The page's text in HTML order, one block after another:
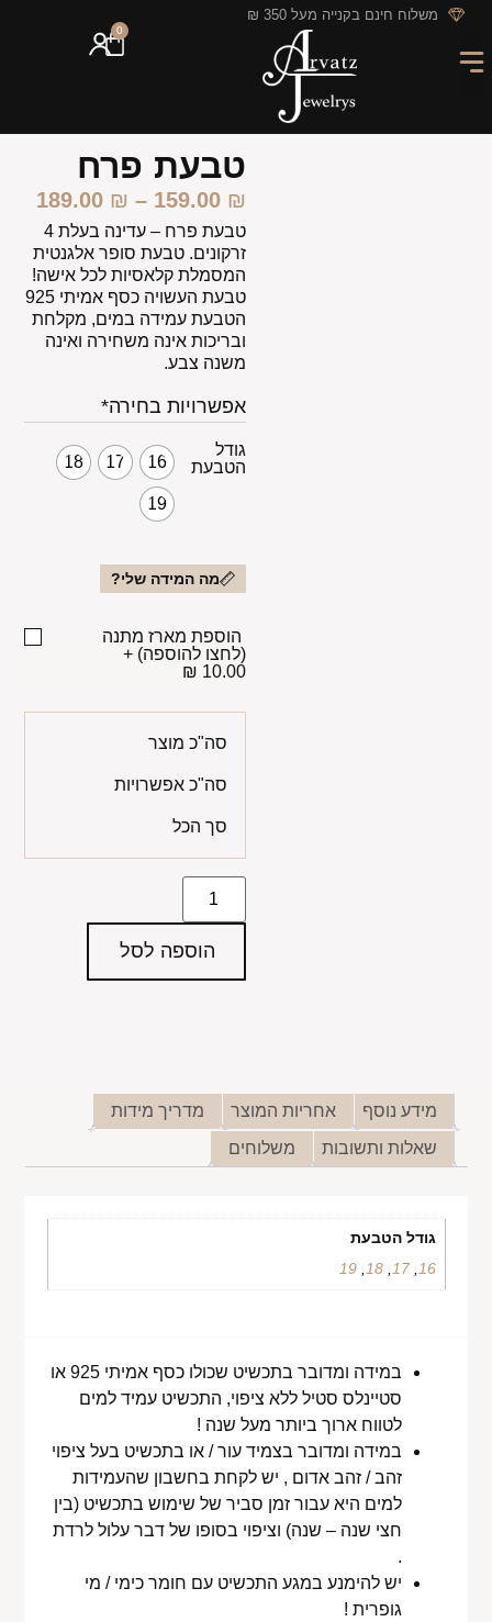
לתוכן משלוח חינם בקנייה מעל 350 ₪
0
טבעת פרח
159.00 ₪
–
189.00 ₪
טבעת פרח – עדינה בעלת 4
זרקונים. טבעת סופר אלגנטית
המסמלת קלאסיות לכל אישה!
טבעת העשויה כסף אמיתי 925
הטבעת עמידה במים, מקלחת
ובריכות אינה משחירה ואינה
משנה צבע.
אפשרויות בחירה*
גודל
הטבעת
16
17
18
19
מה המידה שלי?
הוספת מארז מתנה
(לחצו להוספה) +
10.00 ₪
סה"כ מוצר
סה"כ אפשרויות
סך הכל
הוספה לסל
מידע נוסף אחריות המוצר
מדריך מידות
שאלות ותשובות
משלוחים
גודל הטבעת
16
,
17
,
18
,
19
במידה ומדובר בתכשיט שכולו כסף אמיתי 925 או
סטיינלס סטיל ללא ציפוי, התכשיט עמיד למים
לטווח ארוך ביותר מעל שנה !
במידה ומדובר בצמיד עור / או בתכשיט בעל ציפוי
זהב / זהב אדום , יש לקחת בחשבון שהעמידות
למים היא עבור זמן סביר של שימוש בתכשיט (בין
חצי שנה – שנה) וציפוי בסופו של דבר עלול לרדת
.
יש להימנע במגע התכשיט עם חומר כימי / מי
גופרית !